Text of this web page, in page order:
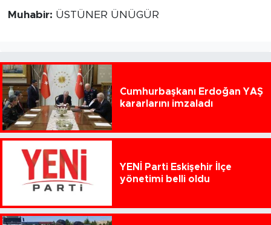
Muhabir: ÜSTÜNER ÜNÜGÜR
Cumhurbaşkanı Erdoğan YAŞ
kararlarını imzaladı
YENİ Parti Eskişehir İlçe
yönetimi belli oldu